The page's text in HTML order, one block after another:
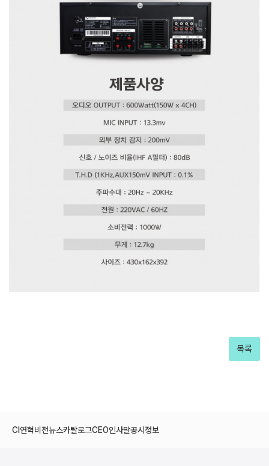
목록
CI 연혁비전뉴스카탈로그CEO인사말공시정보